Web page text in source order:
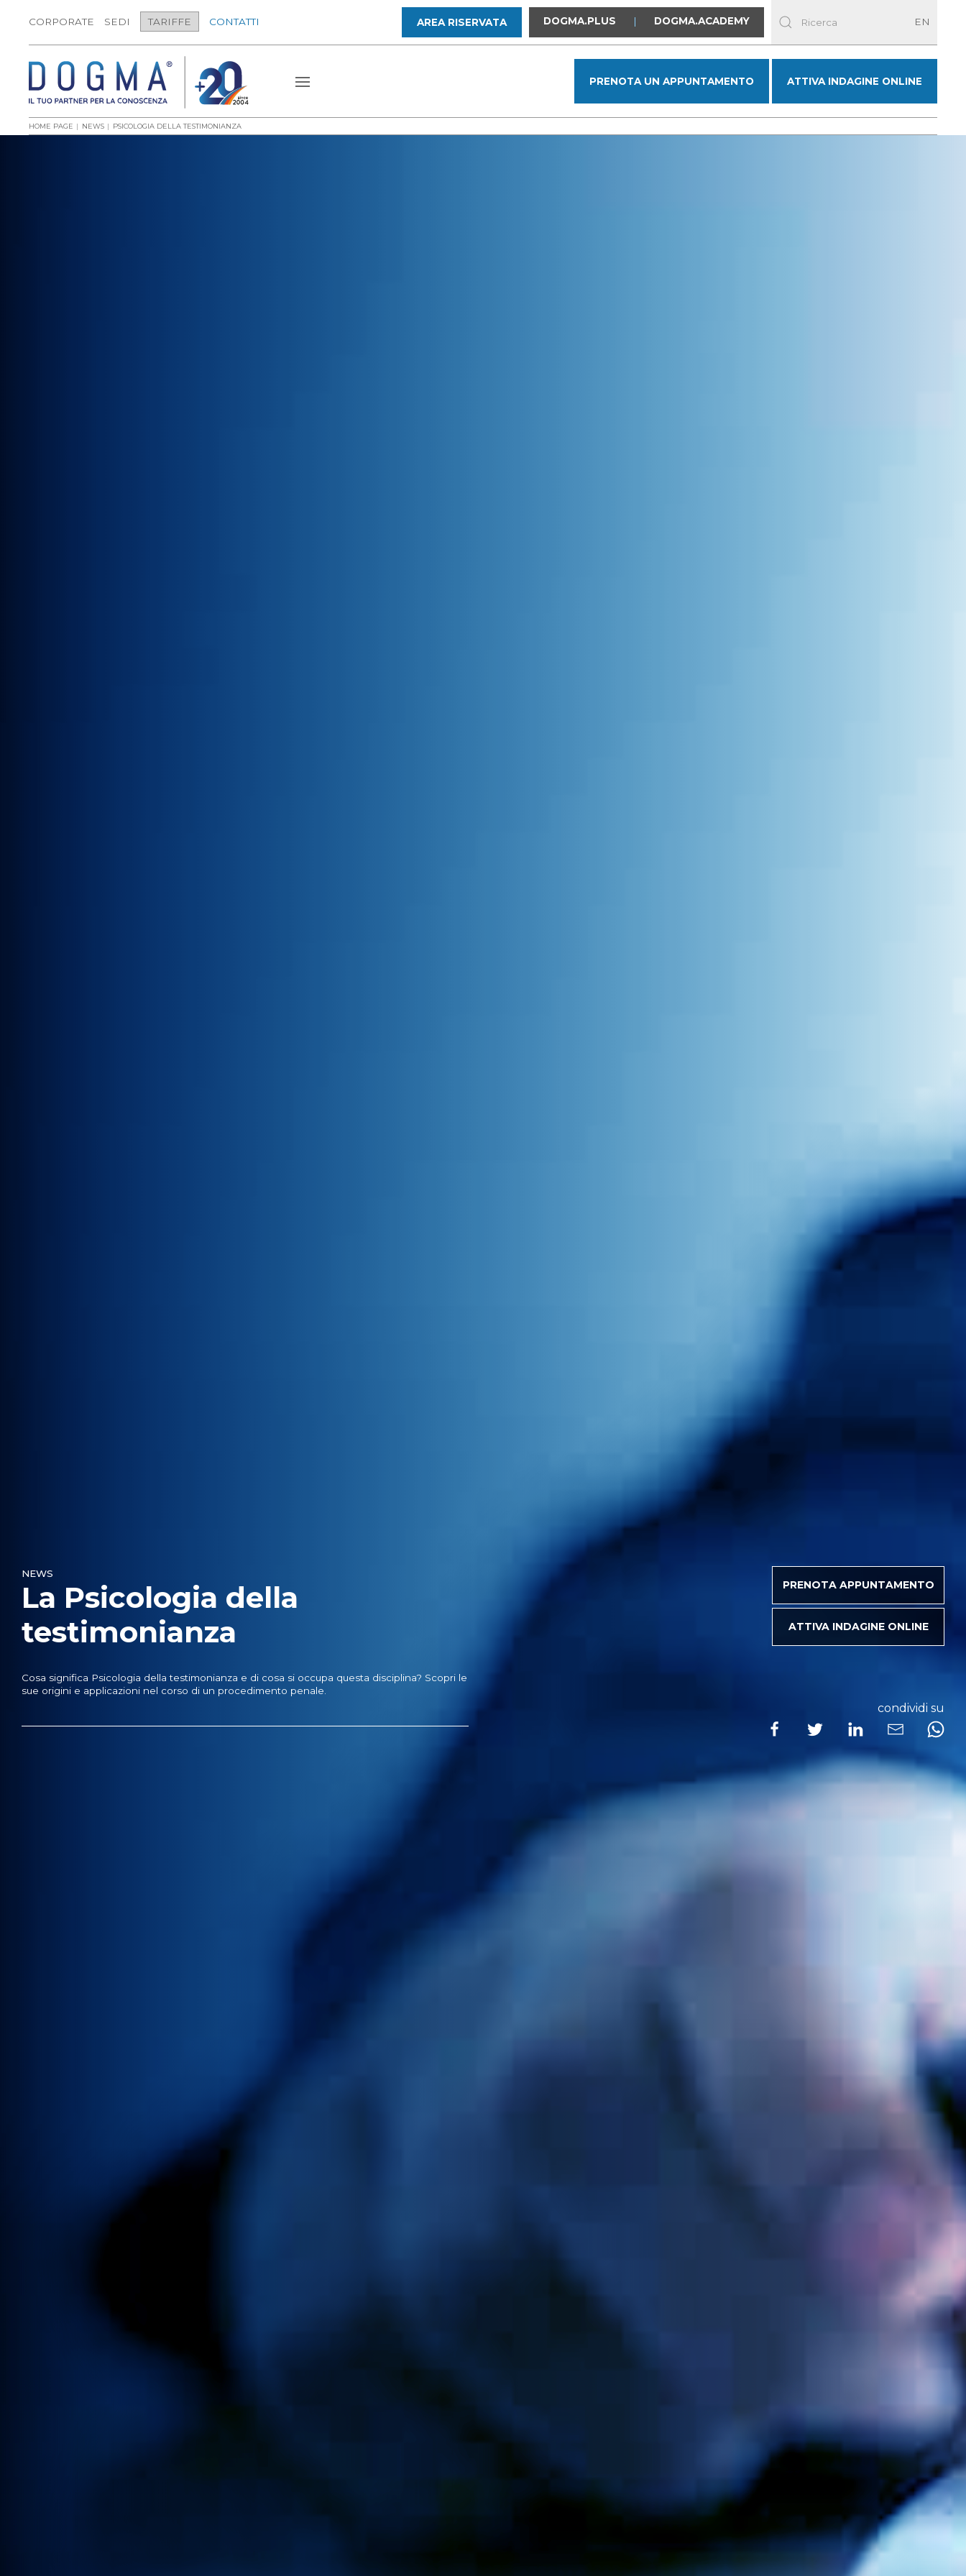
CORPORATE SEDI TARIFFE CONTATTI AREA RISERVATA DOGMA.PLUS | DOGMA.ACADEMY EN
PRENOTA UN APPUNTAMENTO ATTIVA INDAGINE ONLINE
HOME PAGE NEWS PSICOLOGIA DELLA TESTIMONIANZA
NEWS
La Psicologia della
testimonianza
Cosa significa Psicologia della testimonianza e di cosa si occupa questa disciplina? Scopri le
sue origini e applicazioni nel corso di un procedimento penale.
PRENOTA APPUNTAMENTO
ATTIVA INDAGINE ONLINE
condividi su